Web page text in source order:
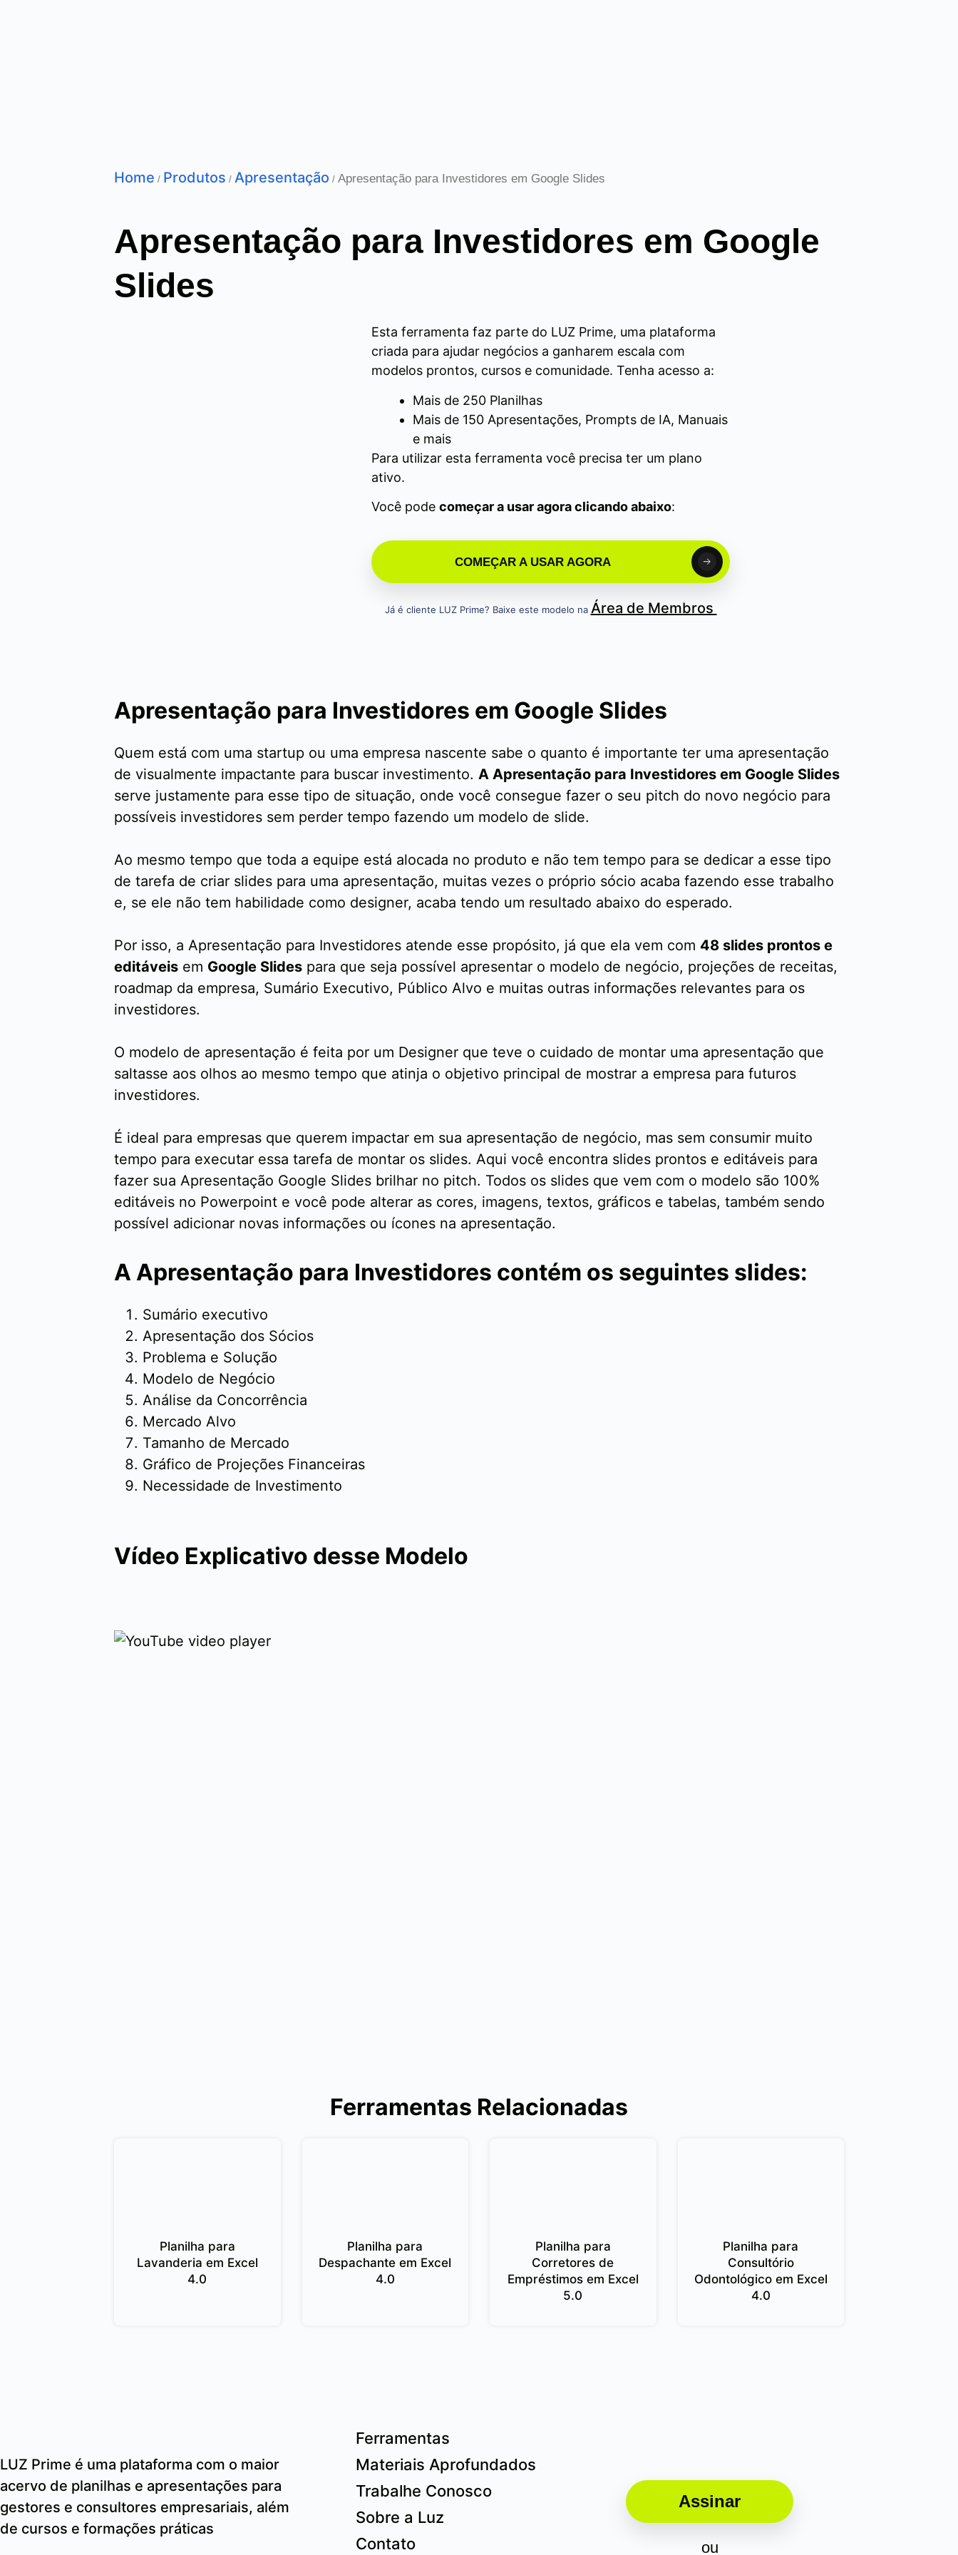
Home / Produtos / Apresentação / Apresentação para Investidores em Google Slides
Apresentação para Investidores em Google
Slides
Esta ferramenta faz parte do LUZ Prime, uma plataforma
criada para ajudar negócios a ganharem escala com
modelos prontos, cursos e comunidade. Tenha acesso a:
Mais de 250 Planilhas
Mais de 150 Apresentações, Prompts de IA, Manuais
e mais
Para utilizar esta ferramenta você precisa ter um plano
ativo.
Você podecomeçar a usar agora clicando abaixo:
COMEÇAR A USAR AGORA
Já é cliente LUZ Prime? Baixe este modelo na Área de Membros
Apresentação para Investidores em Google Slides
Quem está com uma startup ou uma empresa nascente sabe o quanto é importante ter uma apresentação
de visualmente impactante para buscar investimento. A Apresentação para Investidores em Google Slides
serve justamente para esse tipo de situação, onde você consegue fazer o seu pitch do novo negócio para
possíveis investidores sem perder tempo fazendo um modelo de slide.
Ao mesmo tempo que toda a equipe está alocada no produto e não tem tempo para se dedicar a esse tipo
de tarefa de criar slides para uma apresentação, muitas vezes o próprio sócio acaba fazendo esse trabalho
e, se ele não tem habilidade como designer, acaba tendo um resultado abaixo do esperado.
Por isso, a Apresentação para Investidores atende esse propósito, já que ela vem com 48 slides prontos e
editáveis em Google Slides para que seja possível apresentar o modelo de negócio, projeções de receitas,
roadmap da empresa, Sumário Executivo, Público Alvo e muitas outras informações relevantes para os
investidores.
O modelo de apresentação é feita por um Designer que teve o cuidado de montar uma apresentação que
saltasse aos olhos ao mesmo tempo que atinja o objetivo principal de mostrar a empresa para futuros
investidores.
É ideal para empresas que querem impactar em sua apresentação de negócio, mas sem consumir muito
tempo para executar essa tarefa de montar os slides. Aqui você encontra slides prontos e editáveis para
fazer sua Apresentação Google Slides brilhar no pitch. Todos os slides que vem com o modelo são 100%
editáveis no Powerpoint e você pode alterar as cores, imagens, textos, gráficos e tabelas, também sendo
possível adicionar novas informações ou ícones na apresentação.
A Apresentação para Investidores contém os seguintes slides:
Sumário executivo
Apresentação dos Sócios
Problema e Solução
Modelo de Negócio
Análise da Concorrência
Mercado Alvo
Tamanho de Mercado
Gráfico de Projeções Financeiras
Necessidade de Investimento
Vídeo Explicativo desse Modelo
Ferramentas Relacionadas
Planilha para
Lavanderia em Excel
4.0
Planilha para
Despachante em Excel
4.0
Planilha para
Corretores de
Empréstimos em Excel
5.0
Planilha para
Consultório
Odontológico em Excel
4.0
LUZ Prime é uma plataforma com o maior
acervo de planilhas e apresentações para
gestores e consultores empresariais, além
de cursos e formações práticas
Ferramentas
Materiais Aprofundados
Trabalhe Conosco
Sobre a Luz
Contato
Assinar
ou